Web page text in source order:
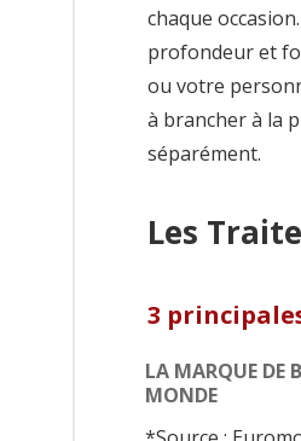
chaque
profondeur et
ou votre
à brancher à la
séparément.
Les
3
LA MARQUE DE
MONDE